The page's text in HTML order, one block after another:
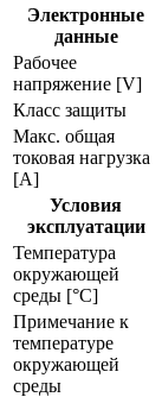
Электронные
данные
Рабочее
напряжение [V]
Класс защиты
Макс. общая
токовая нагрузка
[A]
Условия
эксплуатации
Температура
окружающей
среды [°C]
Примечание к
температуре
окружающей
среды